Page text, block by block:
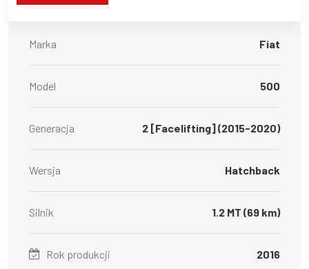
Marka Fiat
Model 500
Generacja 2 [Facelifting] (2015-2020)
Wersja Hatchback
Silnik 1.2 MT (69 km)
Rok produkcji 2016